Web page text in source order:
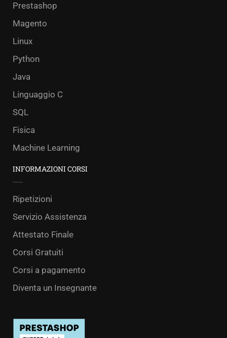
Prestashop
Magento
Linux
Python
Java
Linguaggio C
SQL
Fisica
Machine Learning
INFORMAZIONI CORSI
Ripetizioni
Servizio Assistenza
Attestato Finale
Corsi Gratuiti
Corsi a pagamento
Diventa un Insegnante